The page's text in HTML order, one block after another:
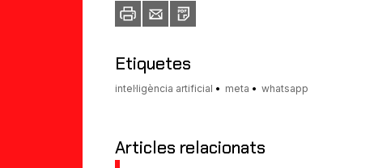
ImprimirEnvia
un
PDF
Etiquetes
intel·ligència artificial meta whatsapp
Articles relacionats